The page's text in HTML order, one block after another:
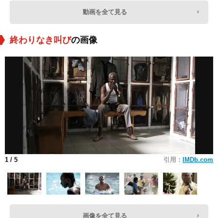
動画を全て見る
終わりなき叫びの画像
1 / 5 引用： IMDb.com
画像を全て見る